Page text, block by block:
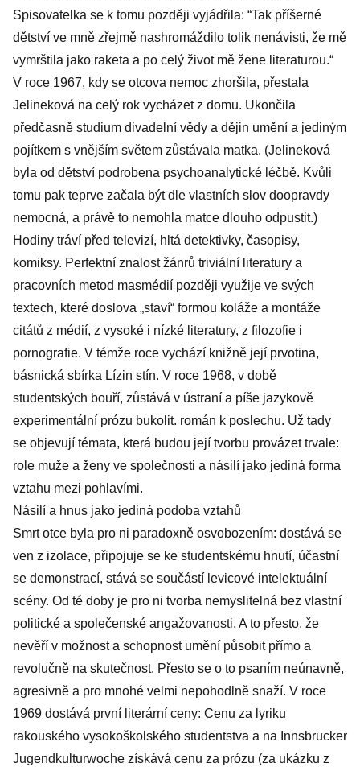
Spisovatelka se k tomu později vyjádřila: “Tak příšerné
dětství ve mně zřejmě nashromáždilo tolik nenávisti, že mě
vymrštila jako raketa a po celý život mě žene literaturou.“
V roce 1967, kdy se otcova nemoc zhoršila, přestala
Jelineková na celý rok vycházet z domu. Ukončila
předčasně studium divadelní vědy a dějin umění a jediným
pojítkem s vnějším světem zůstávala matka. (Jelineková
byla od dětství podrobena psychoanalytické léčbě. Kvůli
tomu pak teprve začala být dle vlastních slov doopravdy
nemocná, a právě to nemohla matce dlouho odpustit.)
Hodiny tráví před televizí, hltá detektivky, časopisy,
komiksy. Perfektní znalost žánrů triviální literatury a
pracovních metod masmédií později využije ve svých
textech, které doslova „staví“ formou koláže a montáže
citátů z médií, z vysoké i nízké literatury, z filozofie i
pornografie. V témže roce vychází knižně její prvotina,
básnická sbírka Lízin stín. V roce 1968, v době
studentských bouří, zůstává v ústraní a píše jazykově
experimentální prózu bukolit. román k poslechu. Už tady
se objevují témata, která budou její tvorbu provázet trvale:
role muže a ženy ve společnosti a násilí jako jediná forma
vztahu mezi pohlavími.
Násilí a hnus jako jediná podoba vztahů
Smrt otce byla pro ni paradoxně osvobozením: dostává se
ven z izolace, připojuje se ke studentskému hnutí, účastní
se demonstrací, stává se součástí levicové intelektuální
scény. Od té doby je pro ni tvorba nemyslitelná bez vlastní
politické a společenské angažovanosti. A to přesto, že
nevěří v možnost a schopnost umění působit přímo a
revolučně na skutečnost. Přesto se o to psaním neúnavně,
agresivně a pro mnohé velmi nepohodlně snaží. V roce
1969 dostává první literární ceny: Cenu za lyriku
rakouského vysokoškolského studentstva a na Innsbrucker
Jugendkulturwoche získává cenu za prózu (za ukázku z